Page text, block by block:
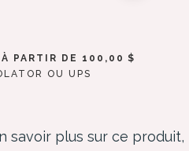
PARTIR DE 100,00 $
OU UPS
savoir plus sur ce produit,